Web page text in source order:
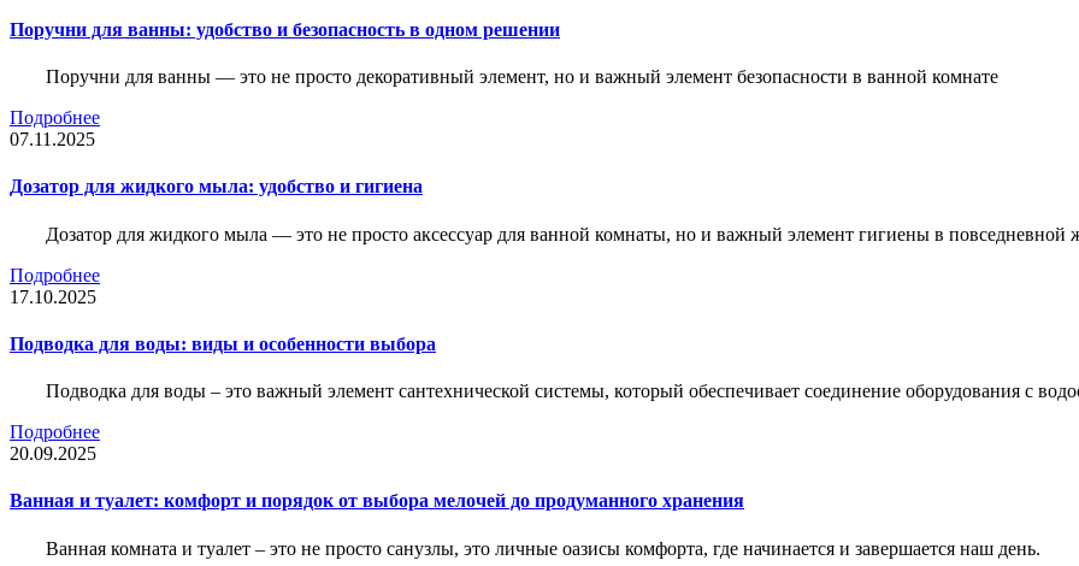
Поручни для ванны: удобство и безопасность в одном решении
Поручни для ванны — это не просто декоративный элемент, но и важный элемент безопасности в ванной комнате
Подробнее
07.11.2025
Дозатор для жидкого мыла: удобство и гигиена
Дозатор для жидкого мыла — это не просто аксессуар для ванной комнаты, но и важный элемент гигиены в повседневной
Подробнее
17.10.2025
Подводка для воды: виды и особенности выбора
Подводка для воды – это важный элемент сантехнической системы, который обеспечивает соединение оборудования с
Подробнее
20.09.2025
Ванная и туалет: комфорт и порядок от выбора мелочей до продуманного хранения
Ванная комната и туалет – это не просто санузлы, это личные оазисы комфорта, где начинается и завершается наш день.